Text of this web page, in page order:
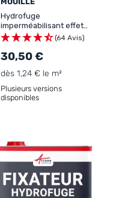
Hydrofuge
imperméabilisant effet
mouillant: ARCAFUGE
EFFET MOUILLE
(64 Avis)
30,50 €
dès 1,24 € le m²
Plusieurs versions
disponibles